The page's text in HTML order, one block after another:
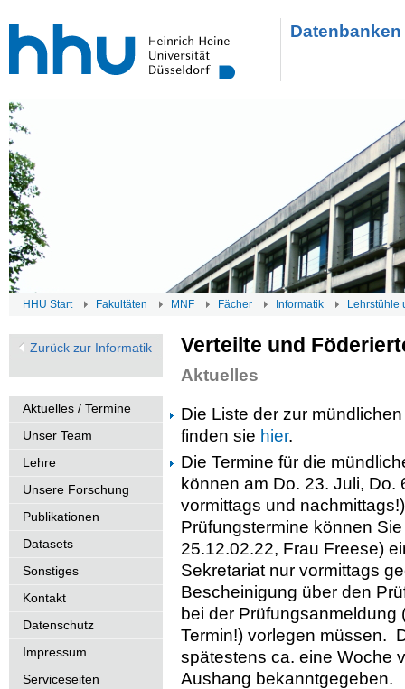
HHU Start Fakultäten MNF Fächer Informatik Lehrstühle
Zurück zur Informatik
Aktuelles / Termine
Unser Team
Lehre
Unsere Forschung
Publikationen
Datasets
Sonstiges
Kontakt
Datenschutz
Impressum
Serviceseiten
Verteilte und
Aktuelles
Die Liste der zur
finden sie hier.
Die Termine für die
können am Do. 23. Juli, Do.
vormittags und
Prüfungstermine können
25.12.02.22, Frau Freese)
Sekretariat nur vormittags
Bescheinigung über den
bei der
Termin!) vorlegen müssen.
spätestens ca. eine Woche
Aushang bekanntgegeben.